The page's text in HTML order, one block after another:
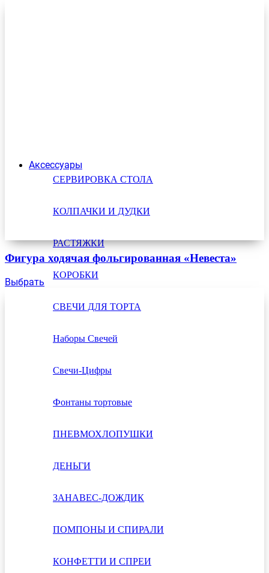
Аксессуары
СЕРВИРОВКА СТОЛА
КОЛПАЧКИ И ДУДКИ
РАСТЯЖКИ
КОРОБКИ
СВЕЧИ ДЛЯ ТОРТА
Наборы Свечей
Свечи-Цифры
Фонтаны тортовые
ПНЕВМОХЛОПУШКИ
ДЕНЬГИ
ЗАНАВЕС-ДОЖДИК
ПОМПОНЫ И СПИРАЛИ
КОНФЕТТИ И СПРЕИ
Фигура ходячая фольгированная «Невеста»
Выбрать